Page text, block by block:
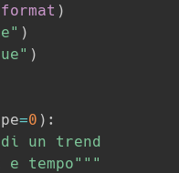
format )
)
)
=0 ) :
un trend
e tempo"""